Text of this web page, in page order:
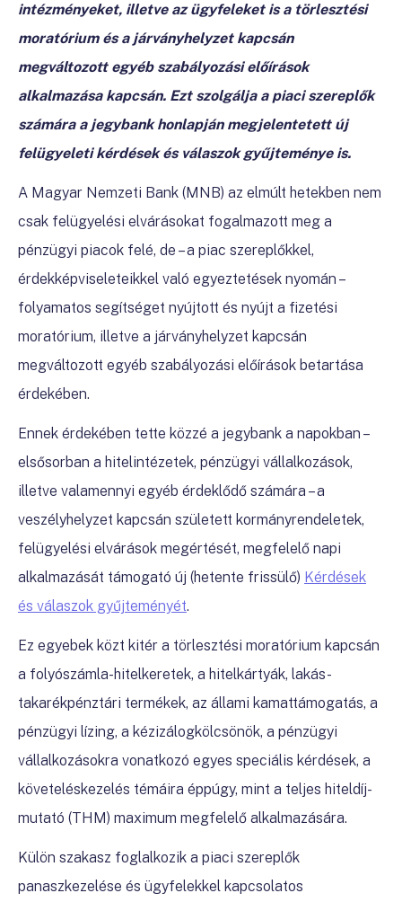
intézményeket, illetve az ügyfeleket is a törlesztési
moratórium és a járványhelyzet kapcsán
megváltozott egyéb szabályozási előírások
alkalmazása kapcsán. Ezt szolgálja a piaci szereplők
számára a jegybank honlapján megjelentetett új
felügyeleti kérdések és válaszok gyűjteménye is.
A Magyar Nemzeti Bank (MNB) az elmúlt hetekben nem
csak felügyelési elvárásokat fogalmazott meg a
pénzügyi piacok felé, de – a piac szereplőkkel,
érdekképviseleteikkel való egyeztetések nyomán –
folyamatos segítséget nyújtott és nyújt a fizetési
moratórium, illetve a járványhelyzet kapcsán
megváltozott egyéb szabályozási előírások betartása
érdekében.
Ennek érdekében tette közzé a jegybank a napokban –
elsősorban a hitelintézetek, pénzügyi vállalkozások,
illetve valamennyi egyéb érdeklődő számára – a
veszélyhelyzet kapcsán született kormányrendeletek,
felügyelési elvárások megértését, megfelelő napi
alkalmazását támogató új (hetente frissülő) Kérdések
és válaszok gyűjteményét.
Ez egyebek közt kitér a törlesztési moratórium kapcsán
a folyószámla-hitelkeretek, a hitelkártyák, lakás-
takarékpénztári termékek, az állami kamattámogatás, a
pénzügyi lízing, a kézizálogkölcsönök, a pénzügyi
vállalkozásokra vonatkozó egyes speciális kérdések, a
követeléskezelés témáira éppúgy, mint a teljes hiteldíj-
mutató (THM) maximum megfelelő alkalmazására.
Külön szakasz foglalkozik a piaci szereplők
panaszkezelése és ügyfelekkel kapcsolatos